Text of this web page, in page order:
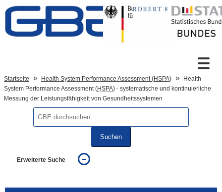
Zum Inhalt
Sprachumschaltung
Startseite Health System Performance Assessment (HSPA)
Health
System Performance Assessment (HSPA) - systematische und kontinuierliche
Messung der Leistungsfähigkeit von Gesundheitssystemen
Suchen
Erweiterte Suche